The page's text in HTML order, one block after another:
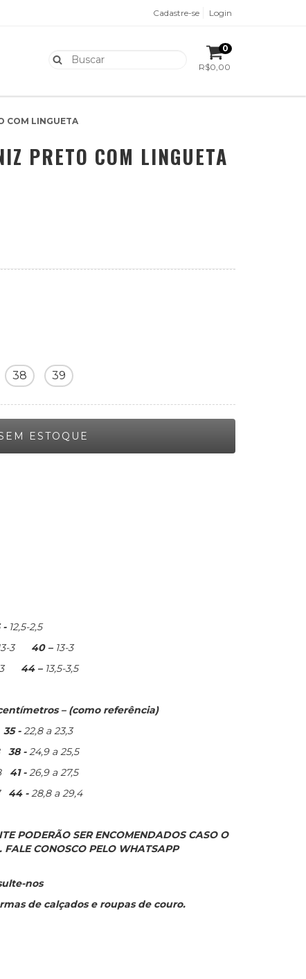
Cadastre-se Login
0
R$0,00
COM LINGUETA
PRETO COM LINGUETA
38 39
- 12,5-2,5
3 40 – 13-3
3 44 – 13,5-3,5
– (como referência)
35 -22,8 a 23,3
38 -24,9 a 25,5
41 -26,9 a 27,5
44 -28,8 a 29,4
PODERÃO SER ENCOMENDADOS CASO O
FALE CONOSCO PELO WHATSAPP
nos
de calçados e roupas de couro.